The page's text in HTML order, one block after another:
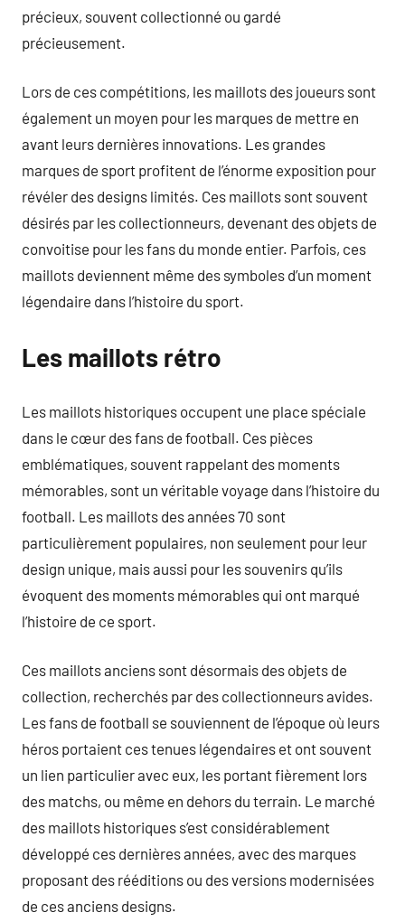
précieux, souvent collectionné ou gardé
précieusement.
Lors de ces compétitions, les maillots des joueurs sont
également un moyen pour les marques de mettre en
avant leurs dernières innovations. Les grandes
marques de sport profitent de l’énorme exposition pour
révéler des designs limités. Ces maillots sont souvent
désirés par les collectionneurs, devenant des objets de
convoitise pour les fans du monde entier. Parfois, ces
maillots deviennent même des symboles d’un moment
légendaire dans l’histoire du sport.
Les maillots rétro
Les maillots historiques occupent une place spéciale
dans le cœur des fans de football. Ces pièces
emblématiques, souvent rappelant des moments
mémorables, sont un véritable voyage dans l’histoire du
football. Les maillots des années 70 sont
particulièrement populaires, non seulement pour leur
design unique, mais aussi pour les souvenirs qu’ils
évoquent des moments mémorables qui ont marqué
l’histoire de ce sport.
Ces maillots anciens sont désormais des objets de
collection, recherchés par des collectionneurs avides.
Les fans de football se souviennent de l’époque où leurs
héros portaient ces tenues légendaires et ont souvent
un lien particulier avec eux, les portant fièrement lors
des matchs, ou même en dehors du terrain. Le marché
des maillots historiques s’est considérablement
développé ces dernières années, avec des marques
proposant des rééditions ou des versions modernisées
de ces anciens designs.